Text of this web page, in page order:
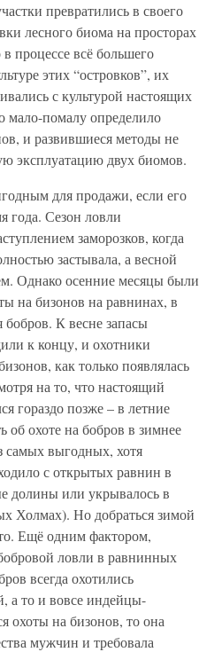
превратились в своего
лесного биома на просторах
процессе всё большего
этих “островков”, их
с культурой настоящих
мало-помалу определило
и развившиеся методы не
эксплуатацию двух биомов.
для продажи, если его
года. Сезон ловли
заморозков, когда
застывала, а весной
Однако осенние месяцы были
на бизонов на равнинах, в
бобров. К весне запасы
к концу, и охотники
как только появлялась
на то, что настоящий
гораздо позже – в летние
об охоте на бобров в зимнее
самых выгодных, хотя
с открытых равнин в
долины или укрывалось в
Холмах). Но добраться зимой
Ещё одним фактором,
ловли в равнинных
всегда охотились
а то и вовсе индейцы-
охоты на бизонов, то она
мужчин и требовала